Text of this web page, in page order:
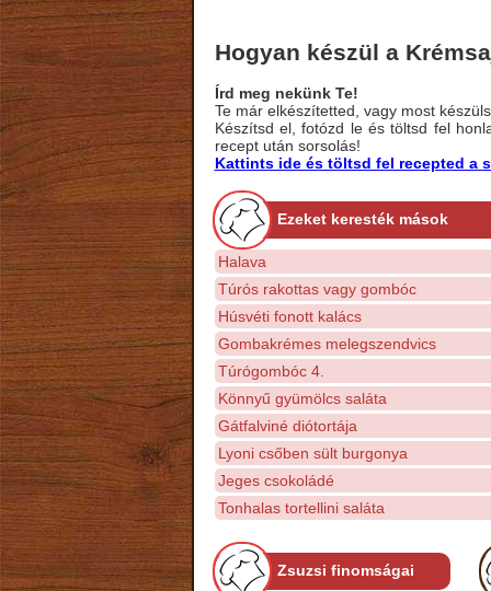
Hogyan készül a
Írd meg nekünk Te!
Te már elkészítetted, vagy most
Készítsd el, fotózd le és töltsd fel
recept után sorsolás!
Kattints ide és töltsd fel recepted a
Ezeket keresték mások
Halava
Túrós rakottas vagy gombóc
Húsvéti fonott kalács
Gombakrémes melegszendvics
Túrógombóc 4.
Könnyű gyümölcs saláta
Gátfalviné diótortája
Lyoni csőben sült burgonya
Jeges csokoládé
Tonhalas tortellini saláta
Zsuzsi finomságai